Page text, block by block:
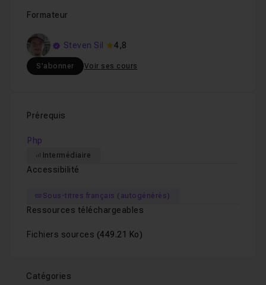
Formateur
Steven Sil 4,8
S'abonner Voir ses cours
Prérequis
Php
Intermédiaire
Accessibilité
Sous-titres français (autogénérés)
Ressources téléchargeables
Fichiers sources (449.21 Ko)
Catégories